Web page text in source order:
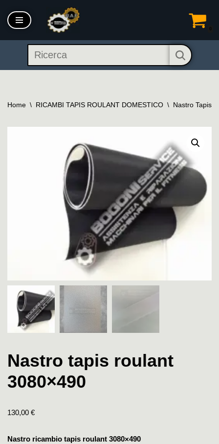
Vai
contenuto
Home \ RICAMBI TAPIS ROULANT DOMESTICO \ Nastro Tapis
Nastro tapis roulant
3080×490
130,00 €
Nastro ricambio tapis roulant 3080×490